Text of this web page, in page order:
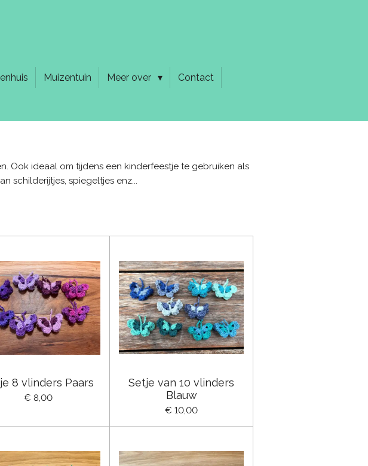
Muizentuin Meer over Contact
Ook ideaal om tijdens een kinderfeestje te gebruiken als
schilderijtjes, spiegeltjes enz...
8 vlinders Paars
€ 8,00
Setje van 10 vlinders
Blauw
€ 10,00